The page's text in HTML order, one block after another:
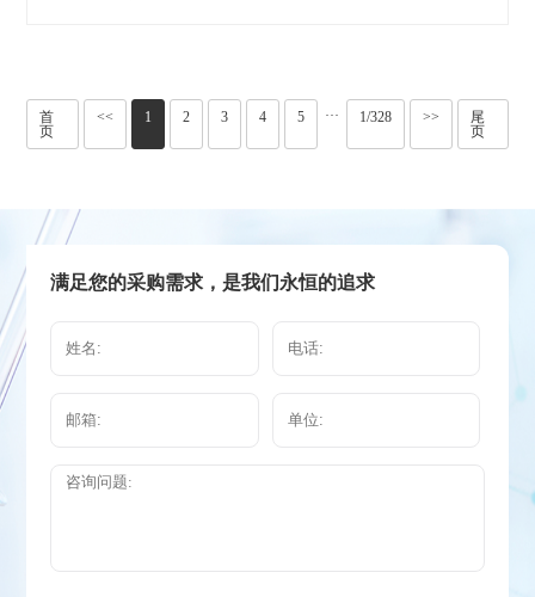
首
页
<< 1 2 3 4 5 ··· 1/328 >>
尾
页
满足您的采购需求，是我们永恒的追求